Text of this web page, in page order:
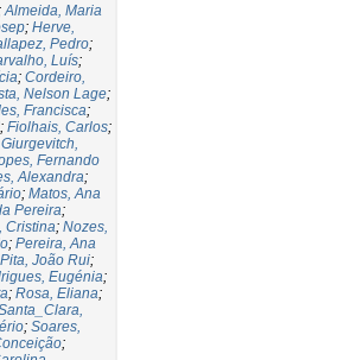
Almeida, Maria
; Herve,
Pedro;
Luís;
; Cordeiro,
Nelson Lage;
Francisca;
; Fiolhais, Carlos;
Giurgevitch,
Fernando
Alexandra;
; Matos, Ana
Pereira;
Cristina; Nozes,
; Pereira, Ana
Pita, João Rui;
Eugénia;
; Rosa, Eliana;
; Soares,
;